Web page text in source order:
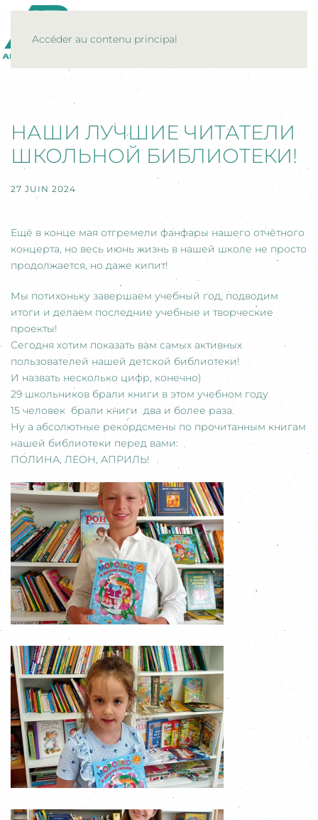
Accéder au contenu principal
НАШИ ЛУЧШИЕ ЧИТАТЕЛИ
ШКОЛЬНОЙ БИБЛИОТЕКИ!
27 JUIN 2024
Ещё в конце мая отгремели фанфары нашего отчётного
концерта, но весь июнь жизнь в нашей школе не просто
продолжается, но даже кипит!
Мы потихоньку завершаем учебный год, подводим
итоги и делаем последние учебные и творческие
проекты!
Сегодня хотим показать вам самых активных
пользователей нашей детской библиотеки!
И назвать несколько цифр, конечно)
29 школьников брали книги в этом учебном году
15 человек брали книги два и более раза.
Ну а абсолютные рекордсмены по прочитанным книгам
нашей библиотеки перед вами:
ПОЛИНА, ЛЕОН, АПРИЛЬ!